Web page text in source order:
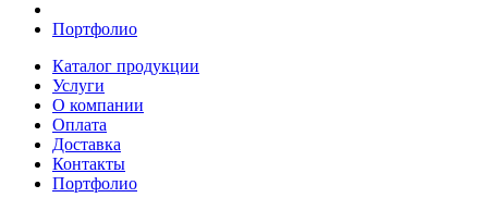
Портфолио
Каталог продукции
Услуги
О компании
Оплата
Доставка
Контакты
Портфолио